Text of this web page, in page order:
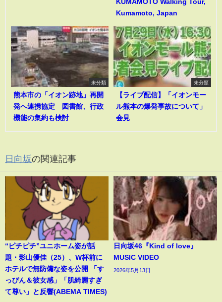
KUMAMOTO Walking Tour,
Kumamoto, Japan
未分類
熊本市の「イオン跡地」再開
発へ連携協定 図書館、行政
機能の集約も検討
未分類
【ライブ配信】「イオンモー
ル熊本の爆発事故について」
会見
日向坂の関連記事
“ピチピチ”ユニホーム姿が話
題・影山優佳（25）、W杯前に
ホテルで無防備な姿を公開 「す
っぴん＆彼女感」「肌綺麗すぎ
て尊い」と反響(ABEMA TIMES)
日向坂46『Kind of love』
MUSIC VIDEO
2026年5月13日